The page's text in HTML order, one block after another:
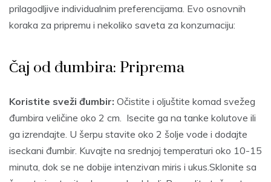
prilagodljive individualnim preferencijama. Evo osnovnih
koraka za pripremu i nekoliko saveta za konzumaciju:
Čaj od đumbira: Priprema
Koristite sveži đumbir: Očistite i oljuštite komad svežeg
đumbira veličine oko 2 cm. Isecite ga na tanke kolutove ili
ga izrendajte. U šerpu stavite oko 2 šolje vode i dodajte
iseckani đumbir. Kuvajte na srednjoj temperaturi oko 10-15
minuta, dok se ne dobije intenzivan miris i ukus.Sklonite sa